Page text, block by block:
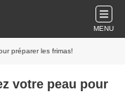
MENU
préparer les frimas!
votre peau pour